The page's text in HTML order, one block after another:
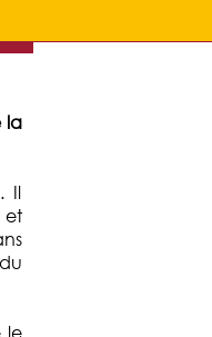
la
Il
et
le